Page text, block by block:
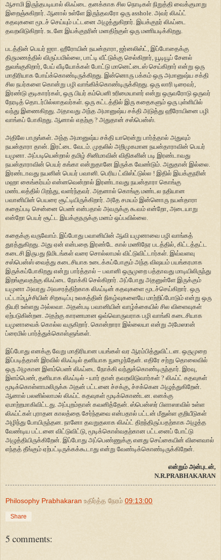
ஆசாமி இருந்தபடியால் லிஃப்டை தனக்காக சில நொடிகள் நிறுத்தி வைக்குமாறு
இறைஞ்சுகிறார். ஆனால் உள்ளே இருந்தவரோ ஒரு asshole. அவர் லிஃப்ட்
கதவுகளை மூடச் செய்யும் பட்டனை அழுத்துகிறார். இயக்குநர் லிஃப்டை
தவறவிடுகிறார். உடனே இயக்குநரின் மனதிற்குள் ஒரு மணியடிக்கிறது.
படத்தின் பெயர் ஐரா. ஹீரோயின் நயன்தாரா, ஜர்னலிஸ்ட், இப்போதைக்கு
திருமணத்தில் விருப்பமில்லை, பாட்டி வீட்டுக்கு செல்கிறார், யூடியூப் சேனல்
துவங்குகிறார், பேய் வீடியோக்கள் போட்டு மானெட்டைஸ் செய்கிறார் என்று ஒரு
மாதிரியாக போய்க்கொண்டிருக்கிறது. இன்னொரு பக்கம் ஒரு அமானுஷ்ய சக்தி
சில நபர்களை கொன்று பழி வாங்கிக்கொண்டிருக்கிறது. ஒரு லாரி டிரைவர்,
இரண்டு குடிகாரர்கள், ஒரு பியர் கம்பெனி உரிமையாளர் என்று ஒருவரோடு ஒருவர்
நேரடித் தொடர்பில்லாதவர்கள். ஒரு கட்டத்தில் இரு கதைகளும் ஒரு புள்ளியில்
வந்து இணைகிறது. அதாவது அந்த அமானுஷ்ய சக்தி அடுத்து ஹீரோயினை பழி
வாங்கப் போகிறது. ஆனால் எதற்கு ? அதுதான் சஸ்பென்ஸ்.
அதிலே பாருங்கள். அந்த அமானுஷ்ய சக்தி யாரென்று பார்த்தால் அதுவும்
நயன்தாரா தான். இரட்டை வேடம். முதலில் அறிமுகமான நயன்தாராவின் பெயர்
யமுனா. அப்படியென்றால் தமிழ் சினிமாவின் விதிகளின் படி இரண்டாவது
நயன்தாராவின் பெயர் கங்கா என்றுதானே இருக்க வேண்டும். அதுதான் இல்லை.
இரண்டாவது நயனின் பெயர் பவானி. பெரிய ட்விஸ்ட்டுல்ல ! இதில் இயக்குநரின்
மஹா கைங்கர்யம் என்னவென்றால் இரண்டாவது நயன்தாரா கொங்கு
மண்டலத்தில் பிறந்து, வளர்ந்தவர். அதனால் கொங்கு மண்டல நதியான
பவானியின் பெயரை சூட்டியிருக்கிறார். அதே சமயம் இன்னொரு நயன்தாரா
கதைப்படி சென்னை பெண் என்பதால் அவருக்கு கூவம் என்றோ, அடையாறு
என்றோ பெயர் சூட்ட இயக்குநருக்கு மனம் ஒப்பவில்லை.
கதைக்கு வருவோம். இப்போது பவானியின் ஆவி யமுனாவை பழி வாங்கத்
துரத்துகிறது. அது ஏன் என்பதை இரண்டே கால் மணிநேர படத்தில், கிட்டத்தட்ட
கடைசி இருபது நிமிடங்கள் வரை சொல்லாமல் விட்டுவிட்டார்கள். இவ்வளவு
சஸ்பென்ஸ் வைத்து கடைசியாக உடைக்கப்போகும் அந்த விஷயம் பயங்கரமாக
இருக்கப்போகிறது என்று பார்த்தால் – பவானி ஒருமுறை பத்தாவது மாடியிலிருந்து
இறங்குவதற்கு லிஃப்டை நோக்கி செல்கிறார். அப்போது அதனுள்ளே இருக்கும்
யமுனா அவரது அவசரத்திற்காக லிஃப்டின் கதவுகளை மூடச்செய்கிறார். ஒரு
பட்டாம்பூச்சியின் சிறகடிப்பு உலகத்தின் நிகழ்வுகளையே மாற்றிப்போடும் என்று ஒரு
தியரி உள்ளது அல்லவா. அதன்படி பவானியின் வாழ்க்கையில் சில விளைவுகள்
ஏற்படுகின்றன. அதற்கு காரணமான ஒவ்வொருவராக பழி வாங்கி கடைசியாக
யமுனாவைக் கொல்ல வருகிறார். கொன்றாரா இல்லையா என்று அமேஸான்
ப்ரைமில் பார்த்துக்கொள்ளுங்கள்.
இப்போது எனக்கு வேறு மாதிரியான பயங்கள் வர ஆரம்பித்துவிட்டன. ஒருமுறை
இப்படித்தான் இரவில் லிஃப்டில் தனியாக நுழைந்தேன். எதிரே சற்று தொலைவில்
ஒரு அழகான இளம்பெண் லிஃப்டை நோக்கி வந்துக்கொண்டிருந்தார். இரவு,
இளம்பெண், தனியாக லிஃப்டில் - யார் தான் தவறவிடுவார்கள் ? லிஃப்ட் கதவுகள்
மூடிக்கொள்ளாமலிருக்க அதன் பட்டனை ச்சக்கு, ச்சக்கென அழுத்துகிறேன்.
ஆனால் பலனில்லாமல் லிஃப்ட் கதவுகள் மூடிக்கொண்டன. எனக்கு
ஏமாற்றமாகிவிட்டது. அப்புறம்தான் கவனித்தேன். ஸ்பென்ஸர் பிளாஸாவில் உள்ள
லிஃப்ட்கள் புராதன காலத்தை சேர்ந்தவை என்பதால் பட்டன் மீதுள்ள குறியீடுகள்
அழிந்து போயிருந்தன. நானோ தவறுதலாக லிஃப்ட் திறந்திருப்பதற்காக அழுத்த
வேண்டிய பட்டனை விட்டுவிட்டு, மூடிக்கொள்வதற்கான பட்டனைப் போட்டு
அழுத்தியிருக்கிறேன். இப்போது அப்பெண்ணுக்கு எனது செய்கையின் விளைவால்
எந்தத் தீங்கும் ஏற்பட்டிருக்கக்கூடாது என்று வேண்டிக்கொண்டிருக்கிறேன்.
என்றும் அன்புடன்,
N.R.PRABHAKARAN
Philosophy Prabhakaran உதிர்த்த நேரம் 09:13:00
Share
5 comments: